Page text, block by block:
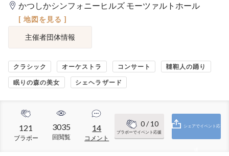
かつしかシンフォニーヒルズ モーツァルトホール
[ 地図を見る ]
主催者団体情報
クラシック オーケストラ コンサート 韃靼人の踊り
眠りの森の美女 シェヘラザード
121
ブラボー
3035
回閲覧
14
コメント
0/ 10
ブラボーでイベント応援
シェアでイベント応